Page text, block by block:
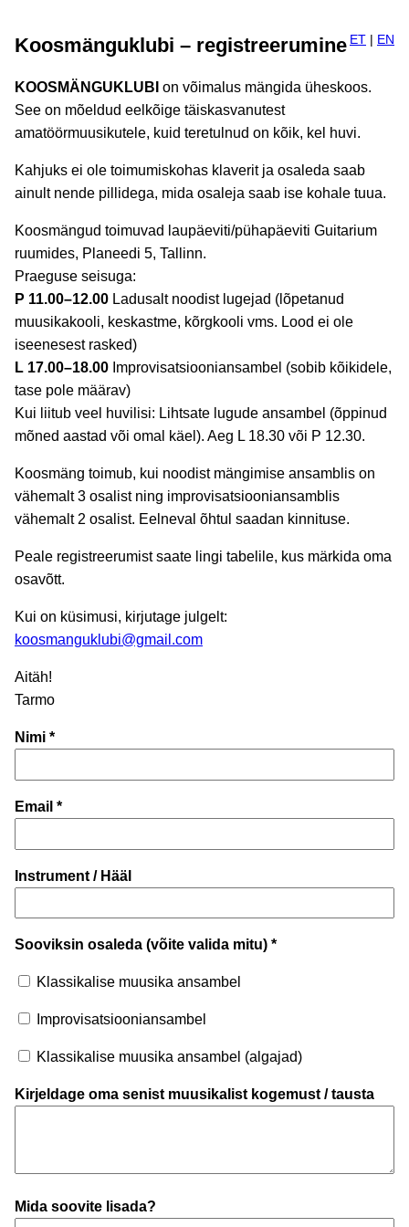
ET | EN
Koosmänguklubi – registreerumine
KOOSMÄNGUKLUBI on võimalus mängida üheskoos.
See on mõeldud eelkõige täiskasvanutest
amatöörmuusikutele, kuid teretulnud on kõik, kel huvi.
Kahjuks ei ole toimumiskohas klaverit ja osaleda saab
ainult nende pillidega, mida osaleja saab ise kohale tuua.
Koosmängud toimuvad laupäeviti/pühapäeviti Guitarium
ruumides, Planeedi 5, Tallinn.
Praeguse seisuga:
P 11.00–12.00 Ladusalt noodist lugejad (lõpetanud
muusikakooli, keskastme, kõrgkooli vms. Lood ei ole
iseenesest rasked)
L 17.00–18.00 Improvisatsiooniansambel (sobib kõikidele,
tase pole määrav)
Kui liitub veel huvilisi: Lihtsate lugude ansambel (õppinud
mõned aastad või omal käel). Aeg L 18.30 või P 12.30.
Koosmäng toimub, kui noodist mängimise ansamblis on
vähemalt 3 osalist ning improvisatsiooniansamblis
vähemalt 2 osalist. Eelneval õhtul saadan kinnituse.
Peale registreerumist saate lingi tabelile, kus märkida oma
osavõtt.
Kui on küsimusi, kirjutage julgelt:
koosmanguklubi@gmail.com
Aitäh!
Tarmo
Nimi *
Email *
Instrument / Hääl
Sooviksin osaleda (võite valida mitu) *
Klassikalise muusika ansambel
Improvisatsiooniansambel
Klassikalise muusika ansambel (algajad)
Kirjeldage oma senist muusikalist kogemust / tausta
Mida soovite lisada?